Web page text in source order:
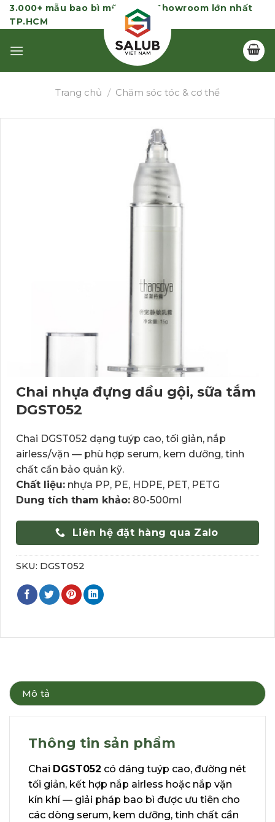
Skip
to
3.000+ mẫu bao bì mỹ phẩm | Showroom lớn nhất
TP.HCM
Trang chủ / Chăm sóc tóc & cơ thể
Chai nhựa đựng dầu gội, sữa tắm
DGST052
Chai DGST052 dạng tuýp cao, tối giản, nắp
airless/vặn — phù hợp serum, kem dưỡng, tinh
chất cần bảo quản kỹ.
Chất liệu: nhựa PP, PE, HDPE, PET, PETG
Dung tích tham khảo: 80-500ml
Liên hệ đặt hàng qua Zalo
SKU: DGST052
Mô tả
Thông tin sản phẩm
Chai DGST052 có dáng tuýp cao, đường nét
tối giản, kết hợp nắp airless hoặc nắp vặn
kín khí — giải pháp bao bì được ưu tiên cho
các dòng serum, kem dưỡng, tinh chất cần